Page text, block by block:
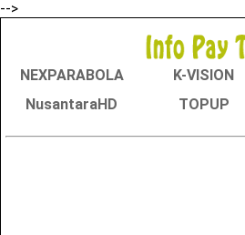
-->
NEXPARABOLA K-VISION
NusantaraHD
TOPUP